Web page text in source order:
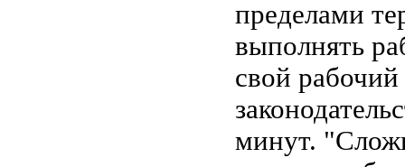
пределами
выполнять
свой рабочий
минут.